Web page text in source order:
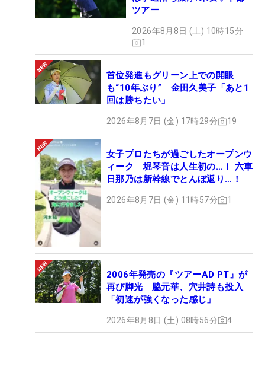
ツアー
2026年8月8日 (土) 10時15分
1
首位発進もグリーン上での開眼
も“10年ぶり” 金田久美子「あと1
回は勝ちたい」
2026年8月7日 (金) 17時29分 19
女子プロたちが過ごしたオープンウ
ィーク 堀琴音は人生初の…！ 六車
日那乃は新幹線でとんぼ返り…！
2026年8月7日 (金) 11時57分 1
2006年発売の『ツアーAD PT』が
再び脚光 脇元華、穴井詩も投入
「初速が強くなった感じ」
2026年8月8日 (土) 08時56分 4